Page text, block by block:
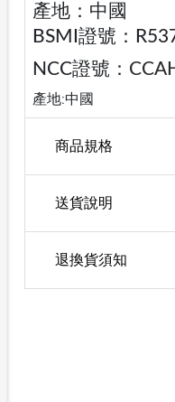
產地：中國
BSMI證號：
NCC證號：
產地:中國
商品規格
送貨說明
退換貨須知